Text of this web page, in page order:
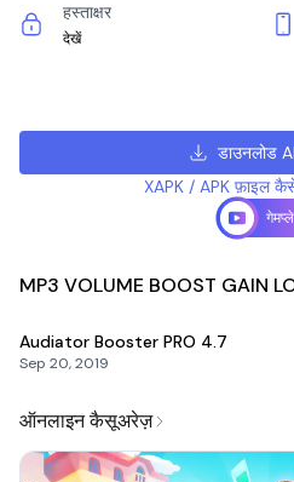
हस्ताक्षर
देखें
डाउनलोड
XAPK / APK फ़ाइल
गेमप्ले
MP3 VOLUME BOOST GAIN
Audiator Booster PRO 4.7
Sep 20, 2019
ऑनलाइन कैसूअरेज़